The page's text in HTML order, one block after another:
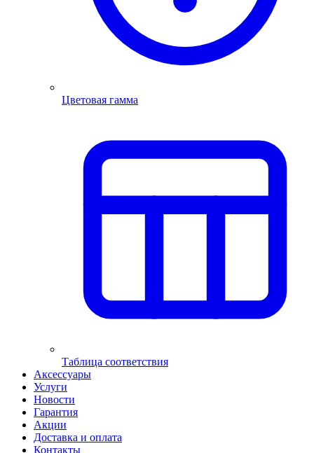
Цветовая гамма
Таблица соответствия
Аксессуары
Услуги
Новости
Гарантия
Акции
Доставка и оплата
Контакты